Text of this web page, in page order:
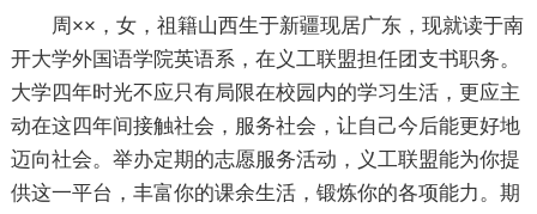
周××，女，祖籍山西生于新疆现居广东，现就读于南
开大学外国语学院英语系，在义工联盟担任团支书职务。
大学四年时光不应只有局限在校园内的学习生活，更应主
动在这四年间接触社会，服务社会，让自己今后能更好地
迈向社会。举办定期的志愿服务活动，义工联盟能为你提
供这一平台，丰富你的课余生活，锻炼你的各项能力。期